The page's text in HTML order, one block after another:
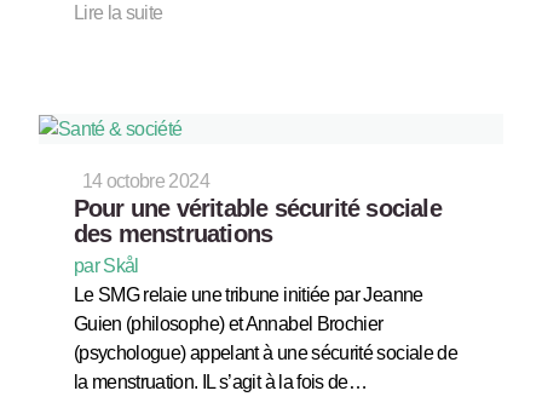
Lire la suite
14 octobre 2024
Pour une véritable sécurité sociale
des menstruations
par Skål
Le SMG relaie une tribune initiée par Jeanne
Guien (philosophe) et Annabel Brochier
(psychologue) appelant à une sécurité sociale de
la menstruation. IL s’agit à la fois de…